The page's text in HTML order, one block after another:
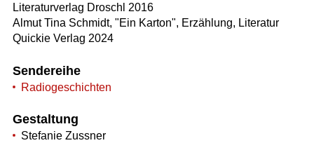
Literaturverlag Droschl 2016
Almut Tina Schmidt, "Ein Karton", Erzählung, Literatur
Quickie Verlag 2024
Sendereihe
Radiogeschichten
Gestaltung
Stefanie Zussner